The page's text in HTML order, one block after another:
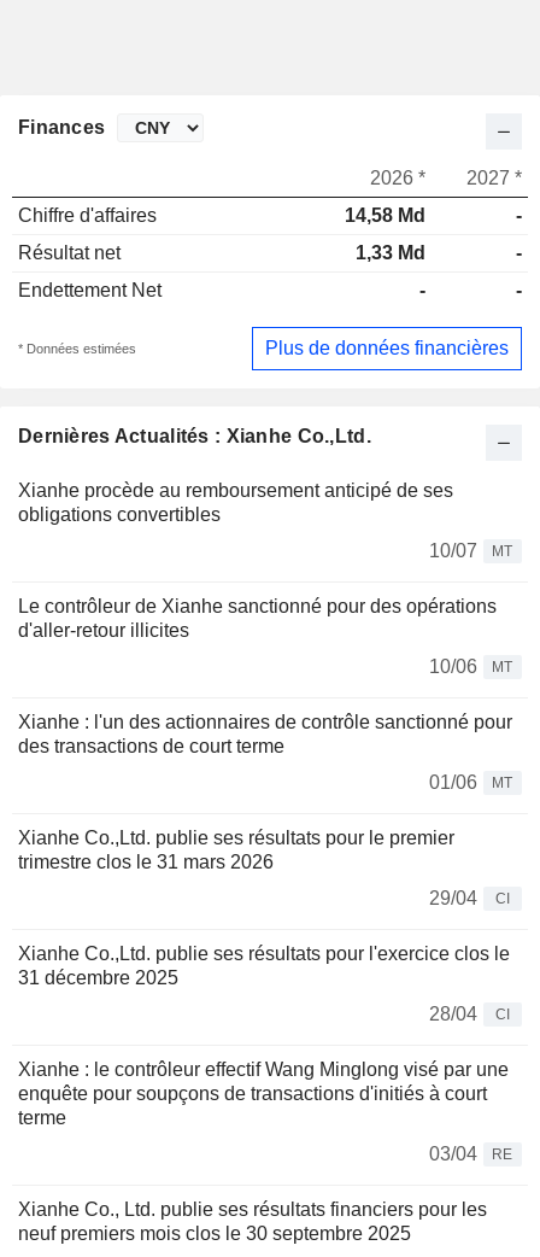
Dernières Actualités : Xianhe Co.,Ltd.
Xianhe procède au remboursement anticipé de ses
obligations convertibles
10/07
MT
Le contrôleur de Xianhe sanctionné pour des opérations
d'aller-retour illicites
10/06
MT
Xianhe : l'un des actionnaires de contrôle sanctionné pour
des transactions de court terme
01/06
MT
Xianhe Co.,Ltd. publie ses résultats pour le premier
trimestre clos le 31 mars 2026
29/04
CI
Xianhe Co.,Ltd. publie ses résultats pour l'exercice clos le
31 décembre 2025
28/04
CI
Xianhe : le contrôleur effectif Wang Minglong visé par une
enquête pour soupçons de transactions d'initiés à court
terme
03/04
RE
Xianhe Co., Ltd. publie ses résultats financiers pour les
neuf premiers mois clos le 30 septembre 2025
Finances
2026 *
2027 *
Chiffre d'affaires
14,58 Md
-
Résultat net
1,33 Md
-
Endettement Net
- -
* Données estimées Plus de données financières